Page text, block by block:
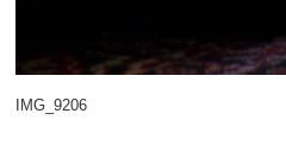
IMG_9206